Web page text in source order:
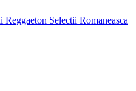
Reggaeton Selectii Romaneasca